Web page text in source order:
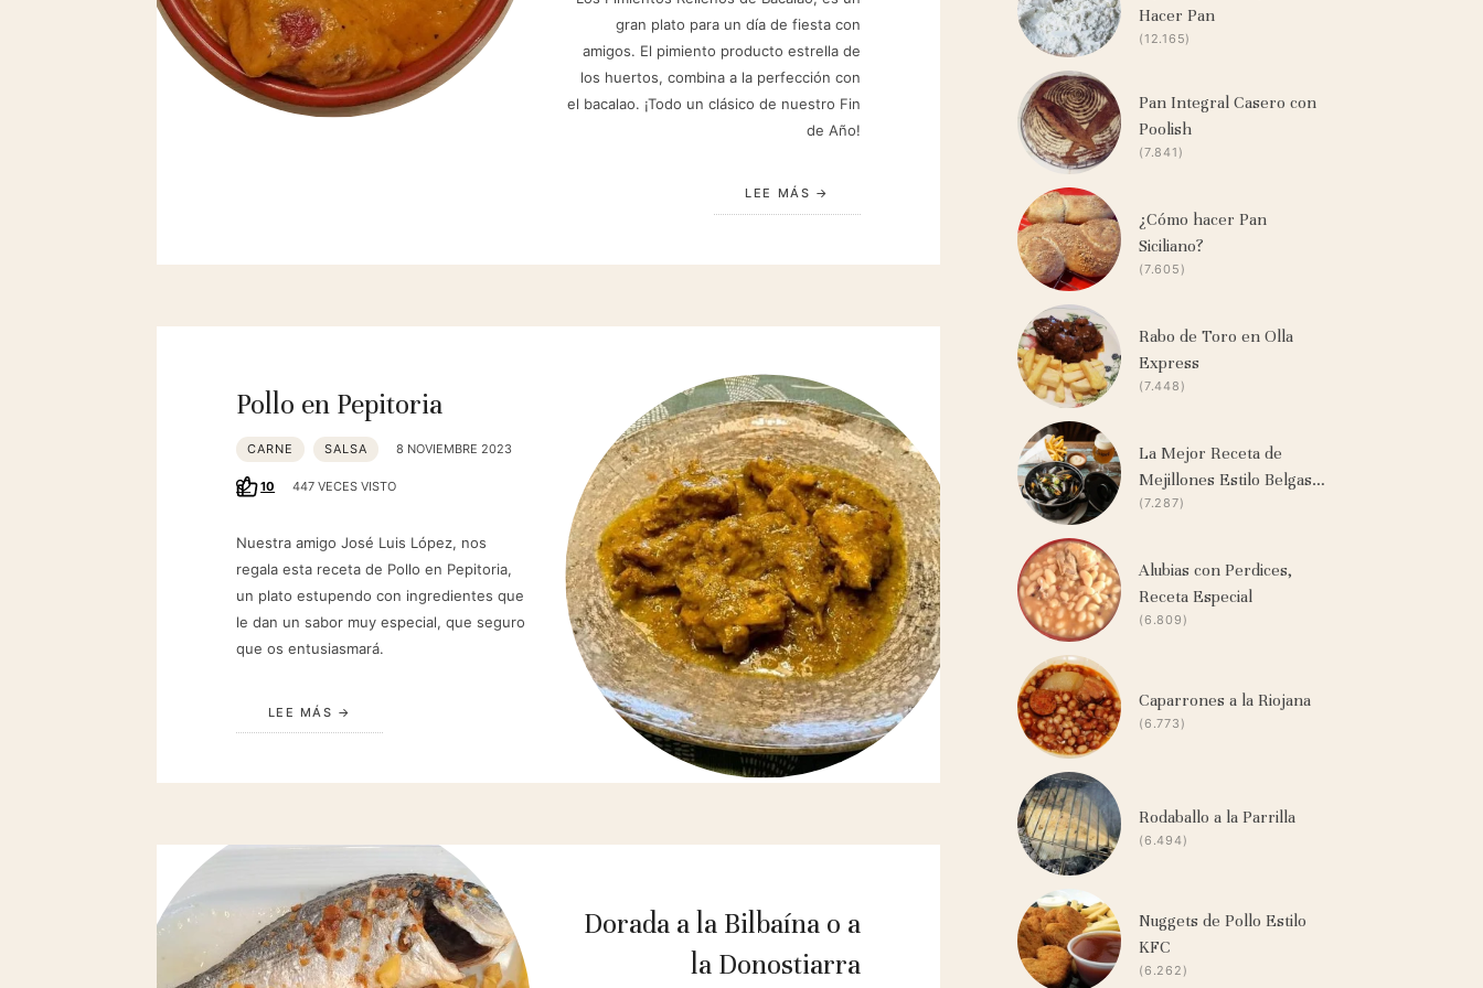
gran plato para un día de fiesta con
amigos. El pimiento producto estrella de
los huertos, combina a la perfección con
el bacalao. ¡Todo un clásico de nuestro Fin
de Año!
LEE MÁS
Pollo en Pepitoria
CARNE SALSA 8 NOVIEMBRE 2023
10 447 VECES VISTO
Nuestra amigo José Luis López, nos
regala esta receta de Pollo en Pepitoria,
un plato estupendo con ingredientes que
le dan un sabor muy especial, que seguro
que os entusiasmará.
LEE MÁS
Dorada a la Bilbaína o a
la Donostiarra
Hacer Pan
(12.165)
Pan Integral Casero con
Poolish
(7.841)
¿Cómo hacer Pan
Siciliano?
(7.605)
Rabo de Toro en Olla
Express
(7.448)
La Mejor Receta de
Mejillones Estilo Belgas…
(7.287)
Alubias con Perdices,
Receta Especial
(6.809)
Caparrones a la Riojana
(6.773)
Rodaballo a la Parrilla
(6.494)
Nuggets de Pollo Estilo
KFC
(6.262)